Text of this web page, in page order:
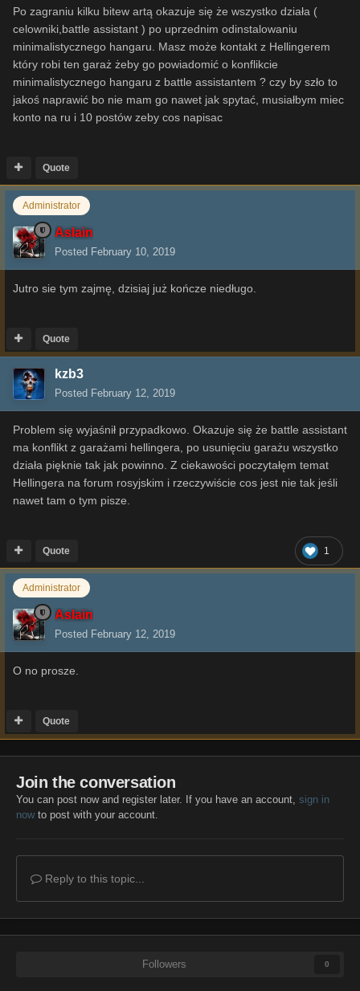
Po zagraniu kilku bitew artą okazuje się że wszystko działa (
celowniki,battle assistant ) po uprzednim odinstalowaniu
minimalistycznego hangaru. Masz może kontakt z Hellingerem
który robi ten garaż żeby go powiadomić o konflikcie
minimalistycznego hangaru z battle assistantem ? czy by szło to
jakoś naprawić bo nie mam go nawet jak spytać, musiałbym miec
konto na ru i 10 postów zeby cos napisac
Quote
Administrator
Aslain
Posted February 10, 2019
Jutro sie tym zajmę, dzisiaj już kończe niedługo.
Quote
kzb3
Posted February 12, 2019
Problem się wyjaśnił przypadkowo. Okazuje się że battle assistant
ma konflikt z garażami hellingera, po usunięciu garażu wszystko
działa pięknie tak jak powinno. Z ciekawości poczytałęm temat
Hellingera na forum rosyjskim i rzeczywiście cos jest nie tak jeśli
nawet tam o tym pisze.
1
Quote
Administrator
Aslain
Posted February 12, 2019
O no prosze.
Quote
Join the conversation
You can post now and register later. If you have an account, sign in
nowto post with your account.
Reply to this topic...
Followers 0